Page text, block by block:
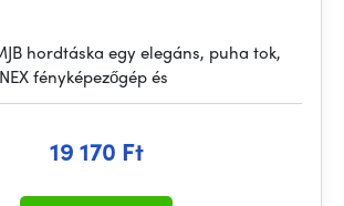
hordtáska egy elegáns, puha tok,
fényképezőgép és
19 170 Ft